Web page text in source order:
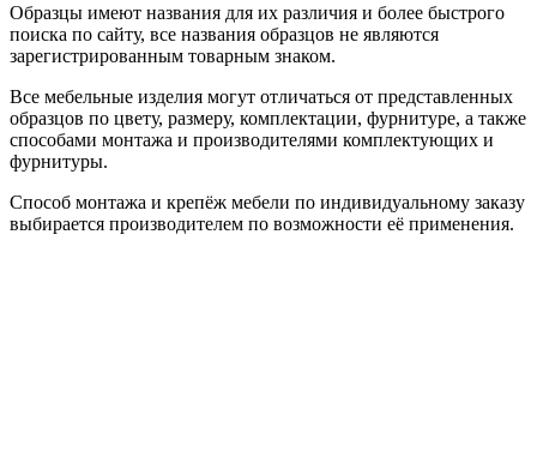
Образцы имеют названия для их различия и более быстрого
поиска по сайту, все названия образцов не являются
зарегистрированным товарным знаком.
Все мебельные изделия могут отличаться от представленных
образцов по цвету, размеру, комплектации, фурнитуре, а также
способами монтажа и производителями комплектующих и
фурнитуры.
Способ монтажа и крепёж мебели по индивидуальному заказу
выбирается производителем по возможности её применения.